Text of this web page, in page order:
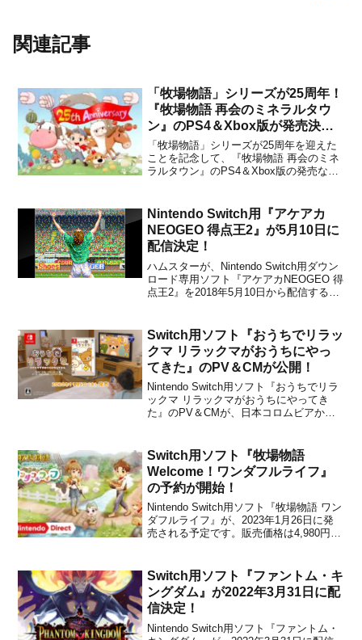
関連記事
「牧場物語」シリーズが25周年！
『牧場物語 再会のミネラルタウ
ン』のPS4＆Xbox版が発売決
定！ほか
「牧場物語」シリーズが25周年を迎えた
ことを記念して、『牧場物語 再会のミネ
ラルタウン』のPS4＆Xbox版の発売など
ン』のPS4が11月25日(木)に、Xbox版が
10月27日(水)にそれぞれ発売決定。P...
Nintendo Switch用『アケアカ
NEOGEO 得点王2』が5月10日に
配信決定！
ハムスターが、Nintendo Switch用ダウン
ロード専用ソフト『アケアカNEOGEO 得
点王2』を2018年5月10日から配信するこ
る！熱狂と興奮のサッカーを体験せ
よ！！「得点王2」は、1994...
Switch用ソフト『おうちでリラッ
クマ リラックマがおうちにやっ
てきた』のPV＆CMが公開！
Nintendo Switch用ソフト『おうちでリラ
ックマ リラックマがおうちにやってき
た』のPV＆CMが、日本コロムビアから
ックマ リラックマがおうちにやってき
た』は、2020年11月5日(木)に発売され
る...
Switch用ソフト『牧場物語
Welcome！ワンダフルライフ』
の予約が開始！
Nintendo Switch用ソフト『牧場物語 ワン
ダフルライフ』が、2023年1月26日に発
売される予定です。販売価格は4,980円＋
イフ』のリメイク作です。山あいの集落
「わすれ谷」を舞台に、数十年にわ...
Switch用ソフト『ファントム・キ
ングダム』が2022年3月31日に配
信決定！
Nintendo Switch用ソフト『ファントム・